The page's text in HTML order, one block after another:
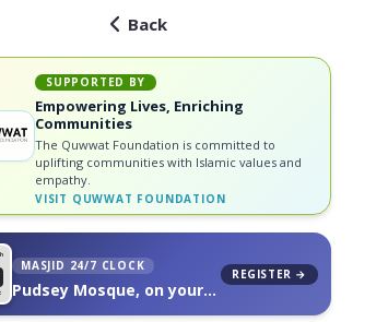
Back
SUPPORTED BY
Empowering Lives, Enriching
Communities
The Quwwat Foundation is committed to
uplifting communities with Islamic values and
empathy.
VISIT QUWWAT FOUNDATION
MASJID 24/7 CLOCK
Pudsey Mosque, on your
REGISTER →